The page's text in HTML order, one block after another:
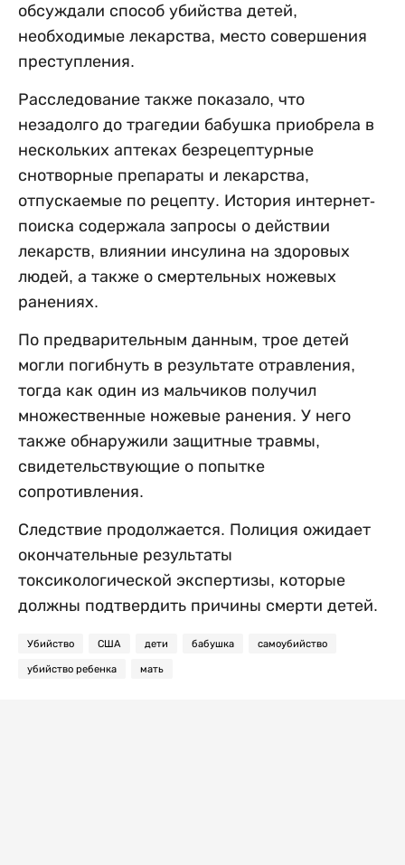
обсуждали способ убийства детей,
необходимые лекарства, место совершения
преступления.
Расследование также показало, что
незадолго до трагедии бабушка приобрела в
нескольких аптеках безрецептурные
снотворные препараты и лекарства,
отпускаемые по рецепту. История интернет-
поиска содержала запросы о действии
лекарств, влиянии инсулина на здоровых
людей, а также о смертельных ножевых
ранениях.
По предварительным данным, трое детей
могли погибнуть в результате отравления,
тогда как один из мальчиков получил
множественные ножевые ранения. У него
также обнаружили защитные травмы,
свидетельствующие о попытке
сопротивления.
Следствие продолжается. Полиция ожидает
окончательные результаты
токсикологической экспертизы, которые
должны подтвердить причины смерти детей.
Убийство США дети бабушка самоубийство
убийство ребенка мать